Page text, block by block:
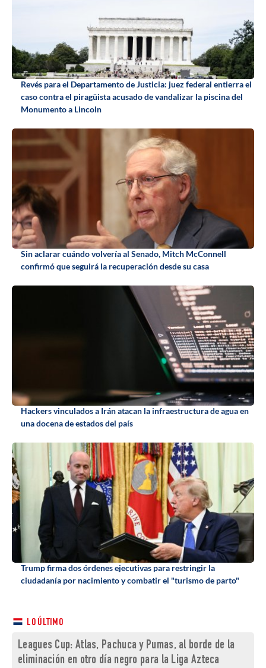
Revés para el Departamento de Justicia: juez federal entierra el
caso contra el piragüista acusado de vandalizar la piscina del
Monumento a Lincoln
Sin aclarar cuándo volvería al Senado, Mitch McConnell
confirmó que seguirá la recuperación desde su casa
Hackers vinculados a Irán atacan la infraestructura de agua en
una docena de estados del país
Trump firma dos órdenes ejecutivas para restringir la
ciudadanía por nacimiento y combatir el "turismo de parto"
LO ÚLTIMO
Leagues Cup: Atlas, Pachuca y Pumas, al borde de la
eliminación en otro día negro para la Liga Azteca